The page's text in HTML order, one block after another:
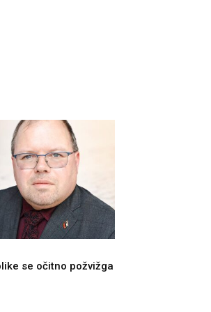
se očitno požvižga